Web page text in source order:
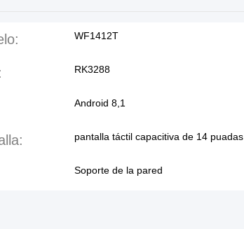
WF1412T
RK3288
Android 8,1
pantalla táctil capacitiva de 14 puadas
Soporte de la pared